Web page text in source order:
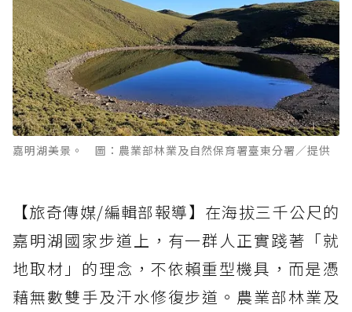
嘉明湖美景。 圖：農業部林業及自然保育署臺東分署／提供
【旅奇傳媒/編輯部報導】在海拔三千公尺的
嘉明湖國家步道上，有一群人正實踐著「就
地取材」的理念，不依賴重型機具，而是憑
藉無數雙手及汗水修復步道。農業部林業及